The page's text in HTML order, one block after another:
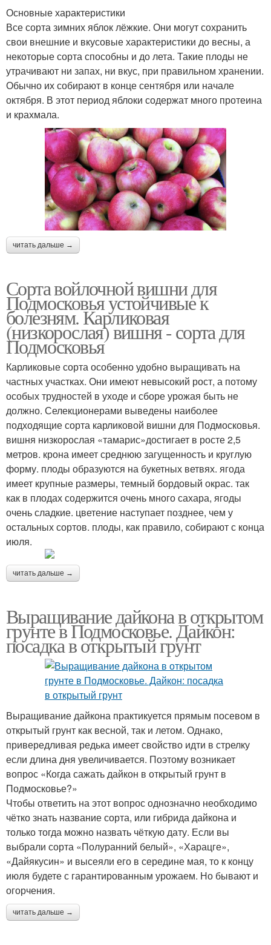
Основные характеристики
Все сорта зимних яблок лёжкие. Они могут сохранить
свои внешние и вкусовые характеристики до весны, а
некоторые сорта способны и до лета. Такие плоды не
утрачивают ни запах, ни вкус, при правильном хранении.
Обычно их собирают в конце сентября или начале
октября. В этот период яблоки содержат много протеина
и крахмала.
читать дальше →
Сорта войлочной вишни для
Подмосковья устойчивые к
болезням. Карликовая
(низкорослая) вишня - сорта для
Подмосковья
Карликовые сорта особенно удобно выращивать на
частных участках. Они имеют невысокий рост, а потому
особых трудностей в уходе и сборе урожая быть не
должно. Селекционерами выведены наиболее
подходящие сорта карликовой вишни для Подмосковья.
вишня низкорослая «тамарис»достигает в росте 2,5
метров. крона имеет среднюю загущенность и круглую
форму. плоды образуются на букетных ветвях. ягода
имеет крупные размеры, темный бордовый окрас. так
как в плодах содержится очень много сахара, ягоды
очень сладкие. цветение наступает позднее, чем у
остальных сортов. плоды, как правило, собирают с конца
июля.
читать дальше →
Выращивание дайкона в открытом
грунте в Подмосковье. Дайкон:
посадка в открытый грунт
Выращивание дайкона практикуется прямым посевом в
открытый грунт как весной, так и летом. Однако,
привередливая редька имеет свойство идти в стрелку
если длина дня увеличивается. Поэтому возникает
вопрос «Когда сажать дайкон в открытый грунт в
Подмосковье?»
Чтобы ответить на этот вопрос однозначно необходимо
чётко знать название сорта, или гибрида дайкона и
только тогда можно назвать чёткую дату. Если вы
выбрали сорта «Полуранний белый», «Харацге»,
«Дайякусин» и высеяли его в середине мая, то к концу
июля будете с гарантированным урожаем. Но бывают и
огорчения.
читать дальше →